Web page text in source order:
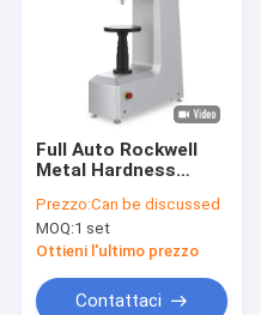
Full Auto Rockwell
Metal Hardness
digitale di prova della
durezza di Rockwell
iRock-DR1
Prezzo:Can be discussed
MOQ:1 set
Ottieni l'ultimo prezzo
Contattaci